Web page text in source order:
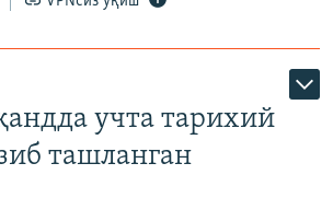
учта тарихий
ташланган